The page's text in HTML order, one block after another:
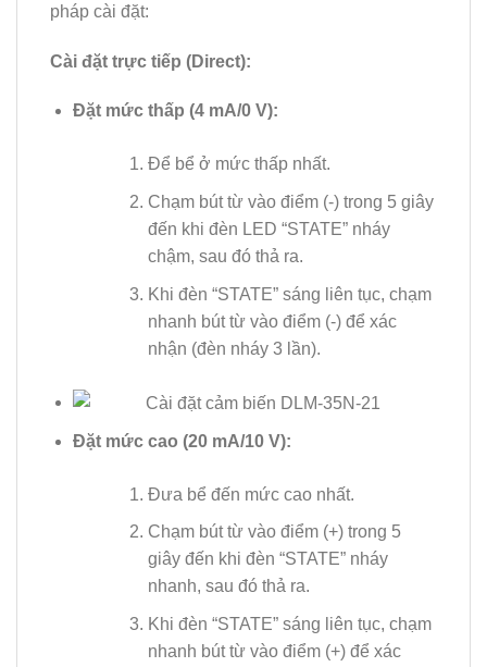
pháp cài đặt:
Cài đặt trực tiếp (Direct):
Đặt mức thấp (4 mA/0 V):
Để bể ở mức thấp nhất.
Chạm bút từ vào điểm (-) trong 5 giây
đến khi đèn LED “STATE” nháy
chậm, sau đó thả ra.
Khi đèn “STATE” sáng liên tục, chạm
nhanh bút từ vào điểm (-) để xác
nhận (đèn nháy 3 lần).
Đặt mức cao (20 mA/10 V):
Đưa bể đến mức cao nhất.
Chạm bút từ vào điểm (+) trong 5
giây đến khi đèn “STATE” nháy
nhanh, sau đó thả ra.
Khi đèn “STATE” sáng liên tục, chạm
nhanh bút từ vào điểm (+) để xác